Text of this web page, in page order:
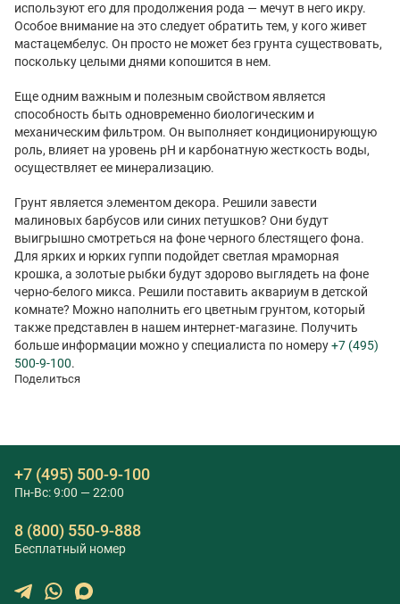
используют его для продолжения рода — мечут в него икру.
Особое внимание на это следует обратить тем, у кого живет
мастацембелус. Он просто не может без грунта существовать,
поскольку целыми днями копошится в нем.
Еще одним важным и полезным свойством является
способность быть одновременно биологическим и
механическим фильтром. Он выполняет кондиционирующую
роль, влияет на уровень рН и карбонатную жесткость воды,
осуществляет ее минерализацию.
Грунт является элементом декора. Решили завести
малиновых барбусов или синих петушков? Они будут
выигрышно смотреться на фоне черного блестящего фона.
Для ярких и юрких гуппи подойдет светлая мраморная
крошка, а золотые рыбки будут здорово выглядеть на фоне
черно-белого микса. Решили поставить аквариум в детской
комнате? Можно наполнить его цветным грунтом, который
также представлен в нашем интернет-магазине. Получить
больше информации можно у специалиста по номеру+7 (495)
500-9-100.
Поделиться
+7 (495) 500-9-100
Пн-Вс: 9:00 — 22:00
8 (800) 550-9-888
Бесплатный номер